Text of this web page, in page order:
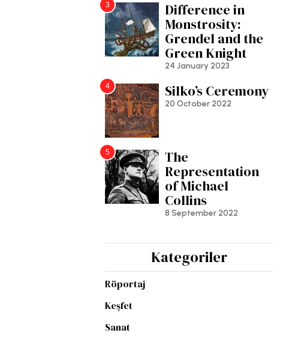
3
Difference in
Monstrosity:
Grendel and the
Green Knight
24 January 2023
4 Silko’s Ceremony
20 October 2022
5
The
Representation
of Michael
Collins
8 September 2022
Kategoriler
Röportaj
Keşfet
Sanat